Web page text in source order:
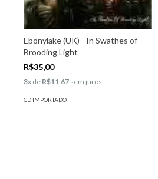
Ebonylake (UK) - In Swathes of
Brooding Light
R$35,00
3x de R$11,67sem juros
CD IMPORTADO